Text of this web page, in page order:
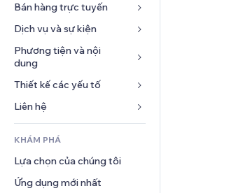
Quảng cáo
Di động
Phân tích
Xã hội
SEO
Tương tác
Niêm yết trang web
Email
Hội thoại
Bán hàng trực tuyến
Ứng dụng cho Cửa hàng
Vận chuyển và Giao hàng
Nút bán hàng
Khóa học trực tuyến
In theo yêu cầu
Kế toán
Phiếu giảm giá và khách hàng
trung thành
Giải pháp kho bãi
Dịch vụ và sự kiện
Khách sạn
Sự kiện
Nhà hàng
Bất động sản
Phương tiện và nội
dung
Bộ sưu tập ảnh
Âm nhạc
Tệp phát thanh
Nhiếp ảnh
Video
PDF
Thiết kế các yếu tố
Bản đồ và dẫn đường
Quyền riêng tư và bảo mật
Đồng hồ
Mẫu trang
Hiệu ứng hình ảnh
Mẫu
Thăm dò ý kiến
Trò chuyện
KHÁM PHÁ
Lựa chọn của chúng tôi
Ứng dụng mới nhất